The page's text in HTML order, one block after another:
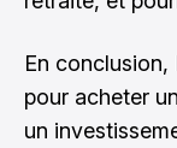
En
pour acheter
un